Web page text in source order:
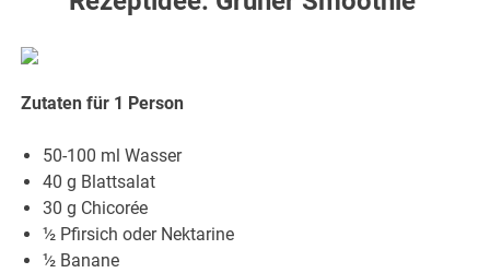
Zutaten für 1 Person
50-100 ml Wasser
40 g Blattsalat
30 g Chicorée
½ Pfirsich oder Nektarine
½ Banane